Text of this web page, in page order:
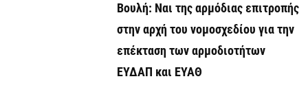
Βουλή: Ναι της αρμόδιας επιτροπής
στην αρχή του νομοσχεδίου για την
επέκταση των αρμοδιοτήτων
ΕΥΔΑΠ και ΕΥΑΘ